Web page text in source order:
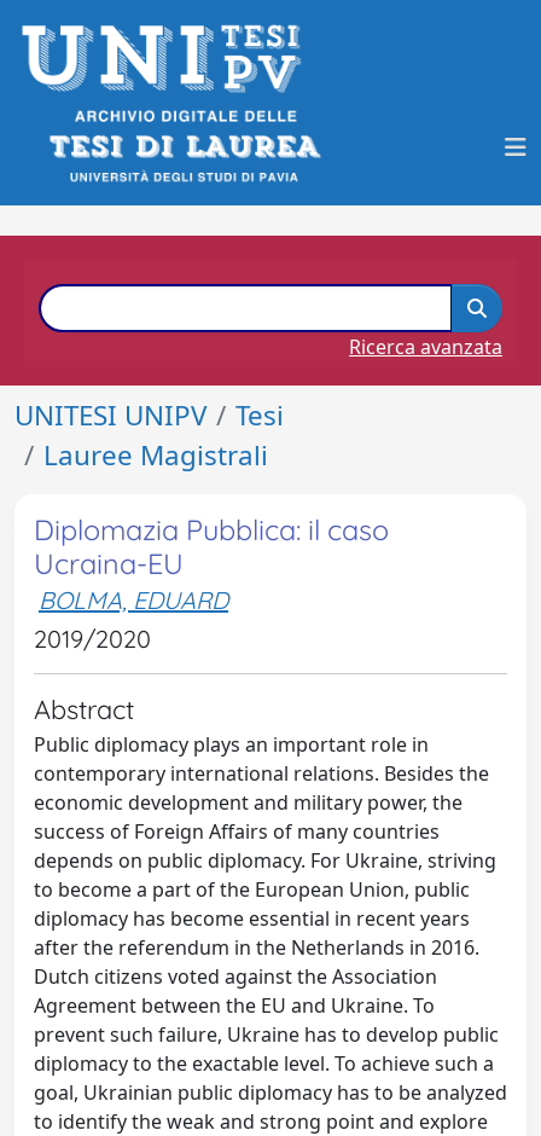
Ricerca avanzata
UNITESI UNIPV
Tesi
Lauree Magistrali
Diplomazia Pubblica: il caso
Ucraina-EU
BOLMA, EDUARD
2019/2020
Abstract
Public diplomacy plays an important role in
contemporary international relations. Besides the
economic development and military power, the
success of Foreign Affairs of many countries
depends on public diplomacy. For Ukraine, striving
to become a part of the European Union, public
diplomacy has become essential in recent years
after the referendum in the Netherlands in 2016.
Dutch citizens voted against the Association
Agreement between the EU and Ukraine. To
prevent such failure, Ukraine has to develop public
diplomacy to the exactable level. To achieve such a
goal, Ukrainian public diplomacy has to be analyzed
to identify the weak and strong point and explore